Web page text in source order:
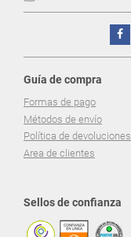
Guía de compra
Formas de pago
Métodos de envío
Política de devoluciones
Area de clientes
Sellos de confianza